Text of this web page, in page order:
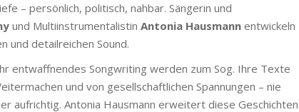
– persönlich, politisch, nahbar. Sängerin und
und Multiinstrumentalistin Antonia Hausmann entwickeln
und detailreichen Sound.
entwaffnendes Songwriting werden zum Sog. Ihre Texte
und von gesellschaftlichen Spannungen – nie
aufrichtig. Antonia Hausmann erweitert diese Geschichten